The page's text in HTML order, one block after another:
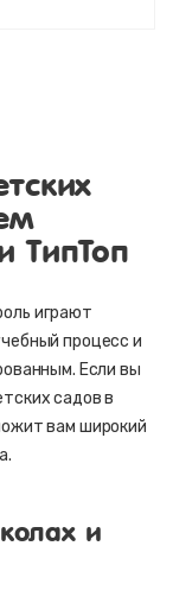
ТипТоп
играют
процесс и
Если вы
садов в
вам широкий
и